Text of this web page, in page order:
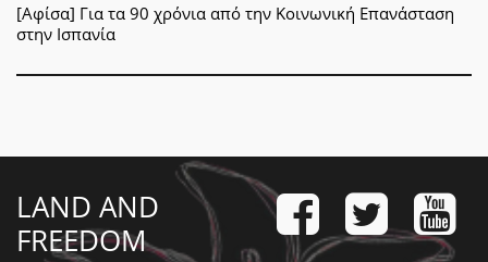
[Αφίσα] Για τα 90 χρόνια από την Κοινωνική Επανάσταση
στην Ισπανία
LAND AND
FREEDOM